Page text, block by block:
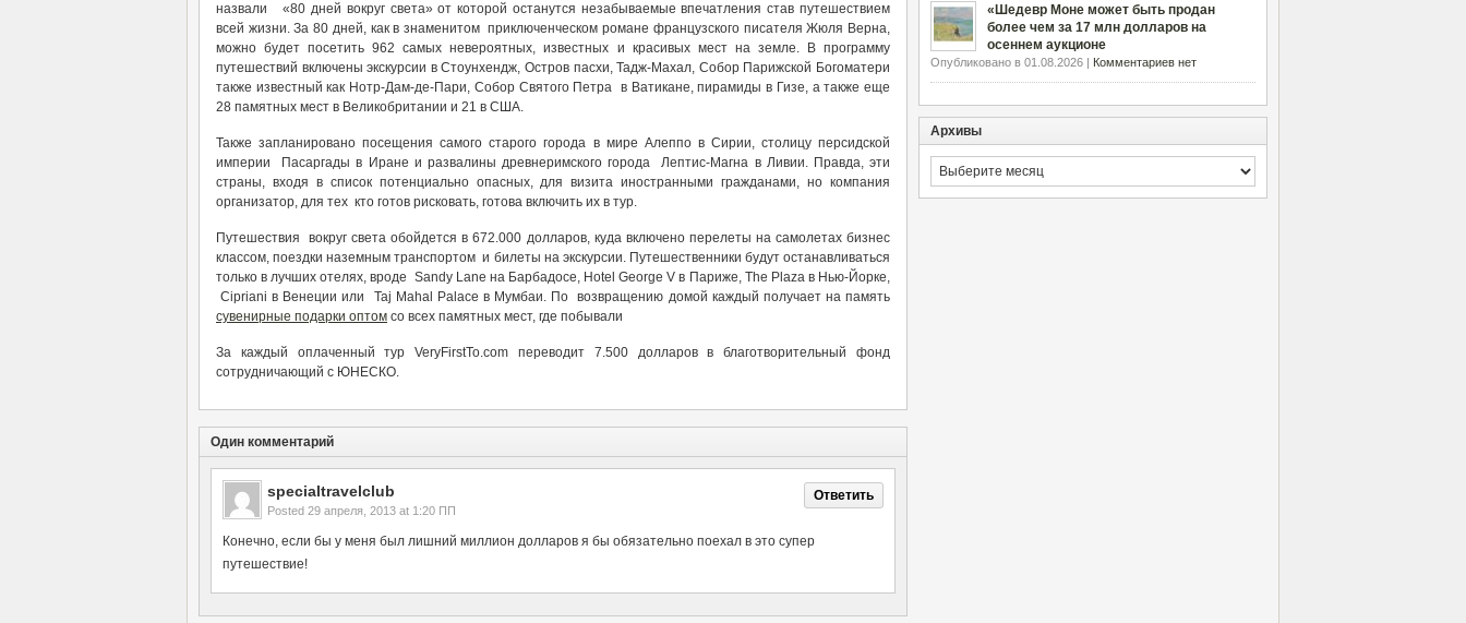
назвали «80 дней вокруг света» от которой останутся незабываемые впечатления став путешествием
всей жизни. За 80 дней, как в знаменитом приключенческом романе французского писателя Жюля Верна,
можно будет посетить 962 самых невероятных, известных и красивых мест на земле. В программу
путешествий включены экскурсии в Стоунхендж, Остров пасхи, Тадж-Махал, Собор Парижской Богоматери
также известный как Нотр-Дам-де-Пари, Собор Святого Петра в Ватикане, пирамиды в Гизе, а также еще
28 памятных мест в Великобритании и 21 в США.
Также запланировано посещения самого старого города в мире Алеппо в Сирии, столицу персидской
империи Пасаргады в Иране и развалины древнеримского города Лептис-Магна в Ливии. Правда, эти
страны, входя в список потенциально опасных, для визита иностранными гражданами, но компания
организатор, для тех кто готов рисковать, готова включить их в тур.
Путешествия вокруг света обойдется в 672.000 долларов, куда включено перелеты на самолетах бизнес
классом, поездки наземным транспортом и билеты на экскурсии. Путешественники будут останавливаться
только в лучших отелях, вроде Sandy Lane на Барбадосе, Hotel George V в Париже, The Plaza в Нью-Йорке,
Cipriani в Венеции или Taj Mahal Palace в Мумбаи. По возвращению домой каждый получает на память
сувенирные подарки оптом со всех памятных мест, где побывали
За каждый оплаченный тур VeryFirstTo.com переводит 7.500 долларов в благотворительный фонд
сотрудничающий с ЮНЕСКО.
Один комментарий
Ответить
specialtravelclub
Posted 29 апреля, 2013 at 1:20 ПП
Конечно, если бы у меня был лишний миллион долларов я бы обязательно поехал в это супер
путешествие!
«Шедевр Моне может быть продан
более чем за 17 млн долларов на
осеннем аукционе
Опубликовано в 01.08.2026 | Комментариев нет
Архивы
Архивы